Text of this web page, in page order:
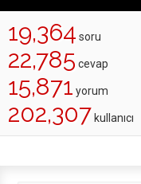
19,364 soru
22,785 cevap
15,871 yorum
202,307 kullanıcı